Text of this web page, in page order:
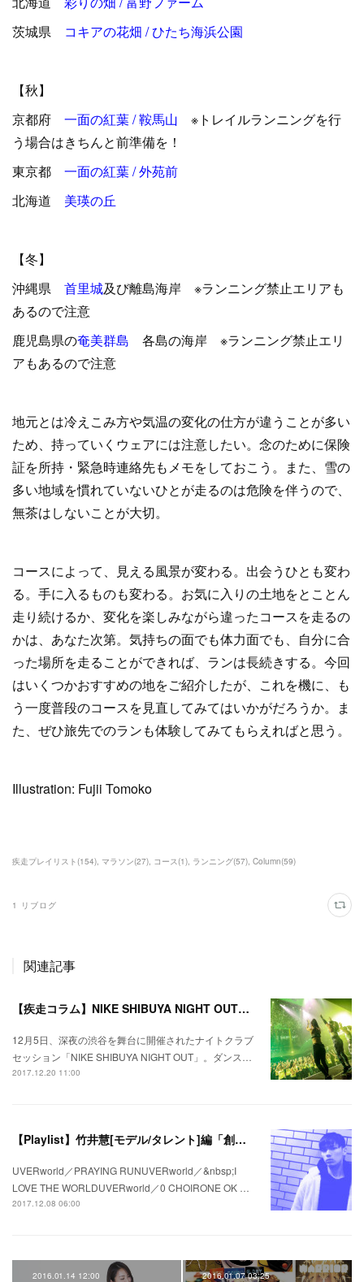
茨城県 コキアの花畑 / ひたち海浜公園
【秋】
京都府 一面の紅葉 / 鞍馬山 ※トレイルランニングを行
う場合はきちんと前準備を！
東京都 一面の紅葉 / 外苑前
北海道 美瑛の丘
【冬】
沖縄県 首里城及び離島海岸 ※ランニング禁止エリアも
あるので注意
鹿児島県の奄美群島 各島の海岸 ※ランニング禁止エリ
アもあるので注意
地元とは冷えこみ方や気温の変化の仕方が違うことが多い
ため、持っていくウェアには注意したい。念のために保険
証を所持・緊急時連絡先もメモをしておこう。また、雪の
多い地域を慣れていないひとが走るのは危険を伴うので、
無茶はしないことが大切。
コースによって、見える風景が変わる。出会うひとも変わ
る。手に入るものも変わる。お気に入りの土地をとことん
走り続けるか、変化を楽しみながら違ったコースを走るの
かは、あなた次第。気持ちの面でも体力面でも、自分に合
った場所を走ることができれば、ランは長続きする。今回
はいくつかおすすめの地をご紹介したが、これを機に、も
う一度普段のコースを見直してみてはいかがだろうか。ま
た、ぜひ旅先でのランも体験してみてもらえればと思う。
Illustration: Fujii Tomoko
疾走プレイリスト(154) マラソン(27) コース(1) ランニング(57) Column(59)
1 リブログ
関連記事
【疾走コラム】NIKE SHIBUYA NIGHT OUT––ダンスミュージックとトレーニングを融合させたナイトクラブセッション
12月5日、深夜の渋谷を舞台に開催されたナイトクラブ
セッション「NIKE SHIBUYA NIGHT OUT」。ダンス…
2017.12.20 11:00
【Playlist】竹井慧[モデル/タレント]編「創る」＃私の疾走プレイリスト＃44
UVERworld／PRAYING RUNUVERworld／&nbsp;I
LOVE THE WORLDUVERworld／0 CHOIRONE OK …
2017.12.08 06:00
2016.01.14 12:00 2016.01.07 03:25